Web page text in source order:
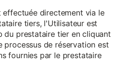
effectuée directement via le
tiers, l'Utilisateur est
du prestataire tier en cliquant
processus de réservation est
fournies par le prestataire